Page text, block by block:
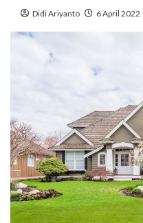
Didi Ariyanto 6 April 2022